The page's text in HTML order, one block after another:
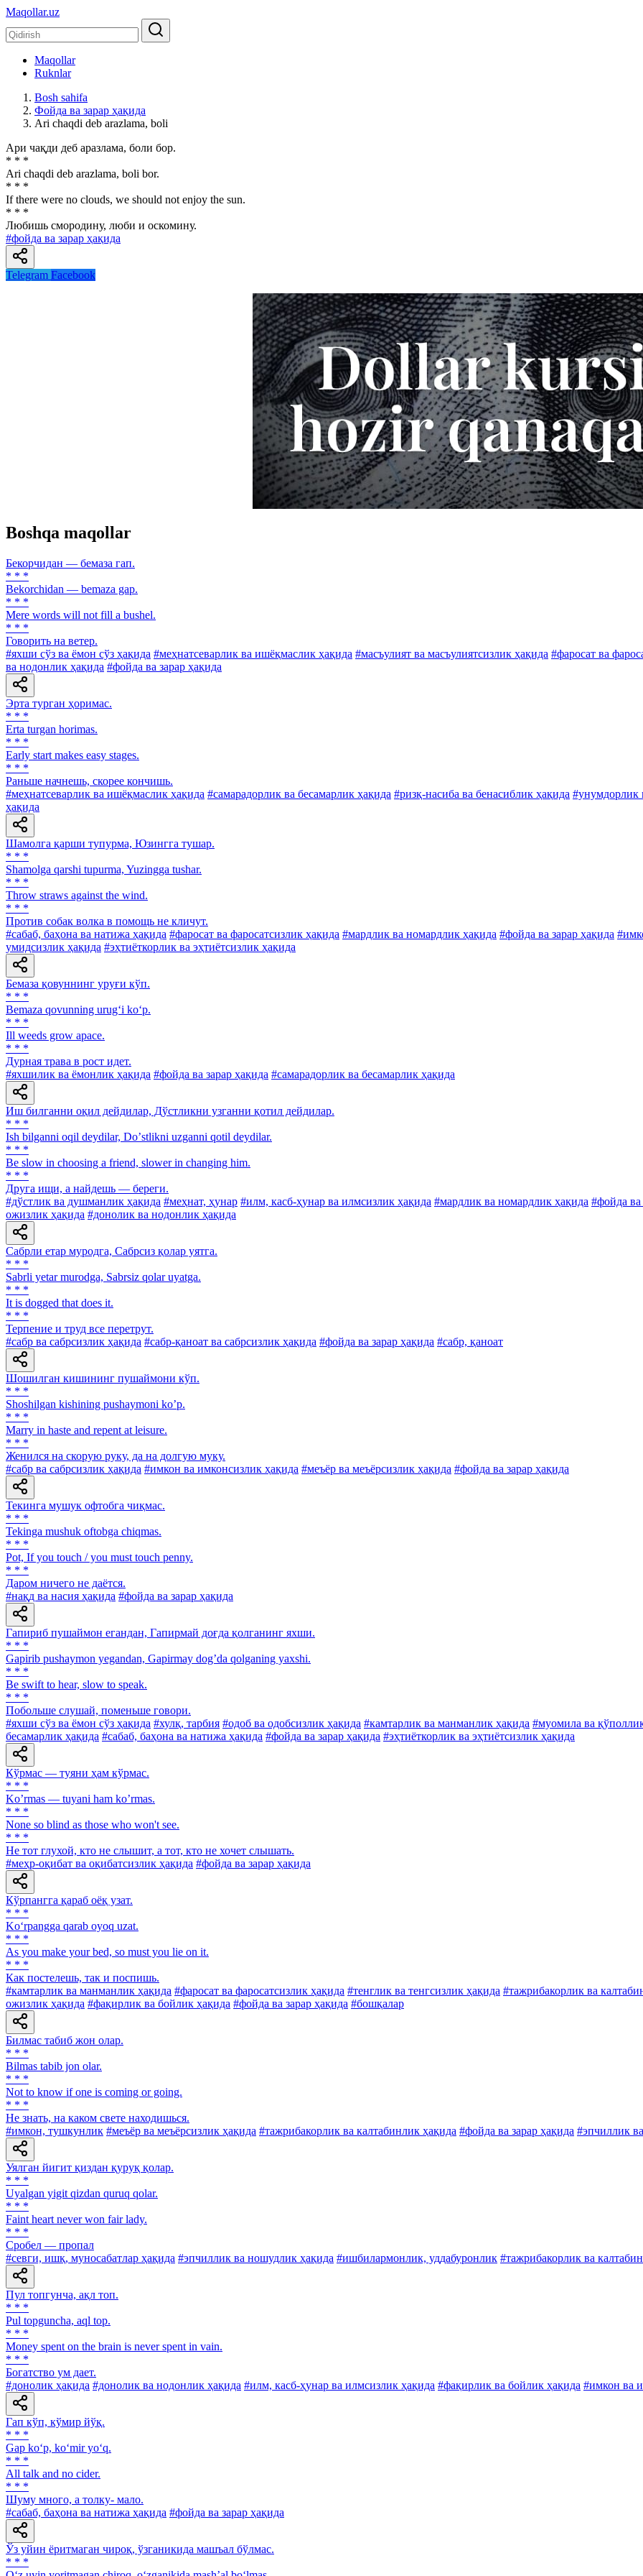
Maqollar.uz
Maqollar
Ruknlar
Bosh sahifa
Фойда ва зарар ҳақида
Аri chaqdi deb arazlama, boli
Ари чақди деб аразлама, боли бор.
* * *
Аri chaqdi deb arazlama, boli bor.
* * *
If there were no clouds, we should not enjoy the sun.
* * *
Любишь смородину, люби и оскомину.
#фойда ва зарар ҳақида
Telegram Facebook
Boshqa maqollar
Бекорчидан — бемаза гап.
* * *
Bekorchidan — bemaza gap.
* * *
Mere words will not fill a bushel.
* * *
Говорить на ветер.
#яхши сўз ва ёмон сўз ҳақида #меҳнатсеварлик ва ишёқмаслик ҳақида #масъулият ва масъулиятсизлик ҳақида #фаросат ва
ва нодонлик ҳақида #фойда ва зарар ҳақида
Эрта турган ҳоримас.
* * *
Erta turgan horimas.
* * *
Early start makes easy stages.
* * *
Раньше начнешь, скорее кончишь.
#меҳнатсеварлик ва ишёқмаслик ҳақида #самарадорлик ва бесамарлик ҳақида #ризқ-насиба ва бенасиблик ҳақида #унумдорлик
ҳақида
Шамолга қарши тупурма, Юзингга тушар.
* * *
Shamolga qarshi tupurma, Yuzingga tushar.
* * *
Throw straws against the wind.
* * *
Против собак волка в помощь не кличут.
#сабаб, баҳона ва натижа ҳақида #фаросат ва фаросатсизлик ҳақида #мардлик ва номардлик ҳақида #фойда ва зарар ҳақида
умидсизлик ҳақида #эҳтиёткорлик ва эҳтиётсизлик ҳақида
Бемаза қовуннинг уруғи кўп.
* * *
Bemaza qovunning urug‘i ko‘p.
* * *
Ill weeds grow apace.
* * *
Дурная трава в рост идет.
#яхшилик ва ёмонлик ҳақида #фойда ва зарар ҳақида #самарадорлик ва бесамарлик ҳақида
Иш билганни оқил дейдилар, Дўстликни узганни қотил дейдилар.
* * *
Ish bilganni oqil deydilar, Doʼstlikni uzganni qotil deydilar.
* * *
Be slow in choosing a friend, slower in changing him.
* * *
Друга ищи, а найдешь — береги.
#дўстлик ва душманлик ҳақида #меҳнат, ҳунар #илм, касб-ҳунар ва илмсизлик ҳақида #мардлик ва номардлик ҳақида #фойда ва
ожизлик ҳақида #донолик ва нодонлик ҳақида
Сабрли етар муродга, Сабрсиз қолар уятга.
* * *
Sabrli yetar murodga, Sabrsiz qolar uyatga.
* * *
It is dogged that does it.
* * *
Терпение и труд все перетрут.
#сабр ва сабрсизлик ҳақида #сабр-қаноат ва сабрсизлик ҳақида #фойда ва зарар ҳақида #сабр, қаноат
Шошилган кишининг пушаймони кўп.
* * *
Shoshilgan kishining pushaymoni koʼp.
* * *
Marry in haste and repent at leisure.
* * *
Женился на скорую руку, да на долгую муку.
#сабр ва сабрсизлик ҳақида #имкон ва имконсизлик ҳақида #меъёр ва меъёрсизлик ҳақида #фойда ва зарар ҳақида
Текинга мушук офтобга чиқмас.
* * *
Tekinga mushuk oftobga chiqmas.
* * *
Pot, If you touch / you must touch penny.
* * *
Даром ничего не даётся.
#нақд ва насия ҳақида #фойда ва зарар ҳақида
Гапириб пушаймон егандан, Гапирмай доғда қолганинг яхши.
* * *
Gapirib pushaymon yegandan, Gapirmay dogʼda qolganing yaxshi.
* * *
Be swift to hear, slow to speak.
* * *
Побольше слушай, поменьше говори.
#яхши сўз ва ёмон сўз ҳақида #хулқ, тарбия #одоб ва одобсизлик ҳақида #камтарлик ва манманлик ҳақида #муомила ва
бесамарлик ҳақида #сабаб, баҳона ва натижа ҳақида #фойда ва зарар ҳақида #эҳтиёткорлик ва эҳтиётсизлик ҳақида
Кўрмас — туяни ҳам кўрмас.
* * *
Koʼrmas — tuyani ham koʼrmas.
* * *
None so blind as those who won't see.
* * *
He тот глухой, кто не слышит, а тот, кто не хочет слышать.
#меҳр-оқибат ва оқибатсизлик ҳақида #фойда ва зарар ҳақида
Кўрпангга қараб оёқ узат.
* * *
Ko‘rpangga qarab oyoq uzat.
* * *
As you make your bed, so must you lie on it.
* * *
Как постелешь, так и поспишь.
#камтарлик ва манманлик ҳақида #фаросат ва фаросатсизлик ҳақида #тенглик ва тенгсизлик ҳақида #тажрибакорлик ва
ожизлик ҳақида #фақирлик ва бойлик ҳақида #фойда ва зарар ҳақида #бошқалар
Билмас табиб жон олар.
* * *
Bilmas tabib jon olar.
* * *
Not to know if one is coming or going.
* * *
He знать, на каком свете находишься.
#имкон, тушкунлик #меъёр ва меъёрсизлик ҳақида #тажрибакорлик ва калтабинлик ҳақида #фойда ва зарар ҳақида #эпчиллик
Уялган йигит қиздан қуруқ қолар.
* * *
Uyalgan yigit qizdan quruq qolar.
* * *
Faint heart never won fair lady.
* * *
Сробел — пропал
#севги, ишқ, муносабатлар ҳақида #эпчиллик ва ношудлик ҳақида #ишбилармонлик, уддабуронлик #тажрибакорлик ва
Пул топгунча, ақл топ.
* * *
Pul topguncha, aql top.
* * *
Money spent on the brain is never spent in vain.
* * *
Богатство ум дает.
#донолик ҳақида #донолик ва нодонлик ҳақида #илм, касб-ҳунар ва илмсизлик ҳақида #фақирлик ва бойлик ҳақида #имкон ва
Гап кўп, кўмир йўқ.
* * *
Gap ko‘p, ko‘mir yo‘q.
* * *
All talk and no cider.
* * *
Шуму много, а толку- мало.
#сабаб, баҳона ва натижа ҳақида #фойда ва зарар ҳақида
Ўз уйин ёритмаган чироқ, ўзганикида машъал бўлмас.
* * *